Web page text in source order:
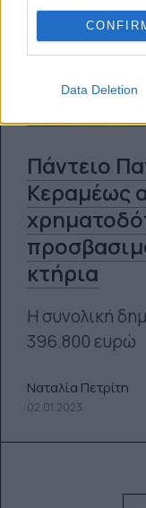
Data Deletion
Πάντειο
Κεραμέως
κτήρια
Η συνολική
396.800 ευρώ
Ναταλία Πετρίτη
02.01.2023